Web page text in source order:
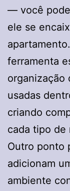
— você
ele se
ferramenta
organização
usadas
criando
cada tipo de
Outro ponto
adicionam
ambiente